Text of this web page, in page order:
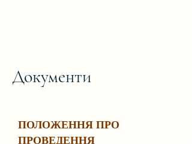
Документи
ПОЛОЖЕННЯ ПРО
ПРОВЕДЕННЯ